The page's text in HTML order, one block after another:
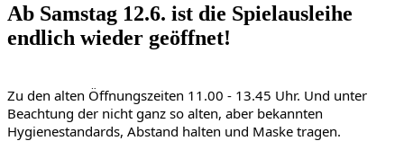
Ab Samstag 12.6. ist die Spielausleihe
endlich wieder geöffnet!
Zu den alten Öffnungszeiten 11.00 - 13.45 Uhr. Und unter
Beachtung der nicht ganz so alten, aber bekannten
Hygienestandards, Abstand halten und Maske tragen.